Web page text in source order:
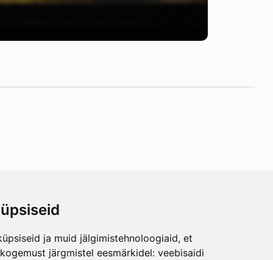
ja muid jälgimistehnoloogiaid, et
järgmistel eesmärkidel: veebisaidi